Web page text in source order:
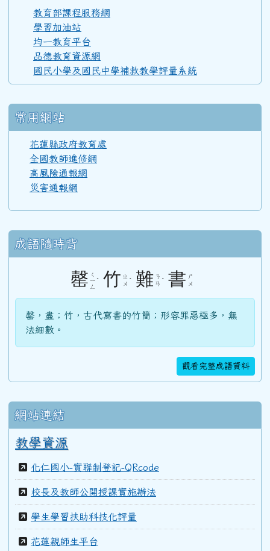
110學年度(111年6月)第52屆教師
106學年度(107年6月)第48屆教師
100學年度(101年6月)第41屆乙班
99學年度(100年6月)第40屆乙班
教育部課程服務網
學習加油站
均一教育平台
品德教育資源網
國民小學及國民中學補救教學評量系統
常用網站
花蓮縣政府教育處
全國教師進修網
高風險通報網
災害通報網
成語隨時背
罄 ㄑ
ㄧ
ㄥ
ˋ 竹 ㄓ
ㄨ ˊ 難 ㄋ
ㄢ ˊ 書 ㄕ
ㄨ
罄，盡；竹，古代寫書的竹簡；形容罪惡極多，無
法細數。
觀看完整成語資料
網站連結
教學資源
化仁國小-實聯制登記-QRcode
校長及教師公開授課實施辦法
學生學習扶助科技化評量
花蓮親師生平台